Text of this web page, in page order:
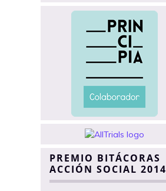
PREMIO BITÁCORAS
ACCIÓN SOCIAL 2014